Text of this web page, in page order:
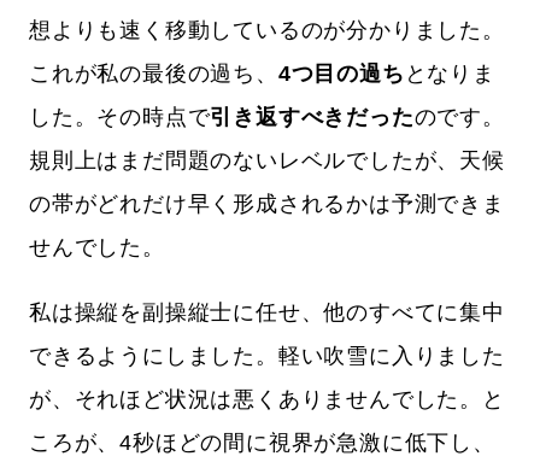
想よりも速く移動しているのが分かりました。
これが私の最後の過ち、 4つ目の過ち となりま
した。その時点で引き返すべきだったのです。
規則上はまだ問題のないレベルでしたが、天候
の帯がどれだけ早く形成されるかは予測できま
せんでした。
私は操縦を副操縦士に任せ、他のすべてに集中
できるようにしました。軽い吹雪に入りました
が、それほど状況は悪くありませんでした。と
ころが、4秒ほどの間に視界が急激に低下し、